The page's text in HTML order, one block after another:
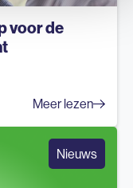
voor de
Meer lezen
Nieuws